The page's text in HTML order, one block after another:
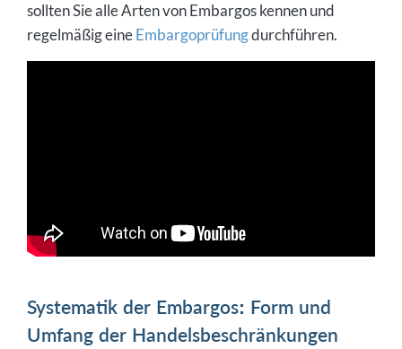
sollten Sie alle Arten von Embargos kennen und
regelmäßig eineEmbargoprüfungdurchführen.
Systematik der Embargos: Form und
Umfang der Handelsbeschränkungen